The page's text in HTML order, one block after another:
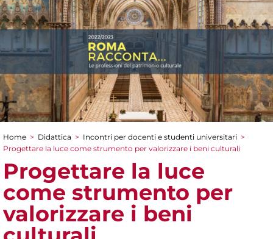
Tu sei qui
Home > Didattica > Incontri per docenti e studenti universitari >
Progettare la luce come strumento per valorizzare i beni culturali
Progettare la luce
come strumento per
valorizzare i beni